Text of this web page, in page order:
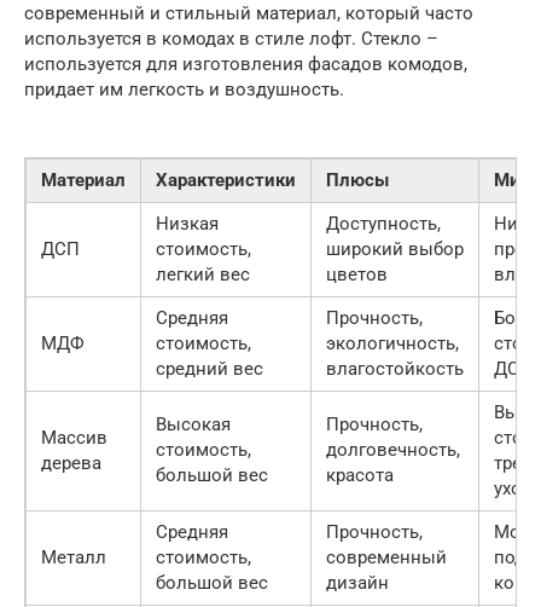
современный и стильный материал, который часто
используется в комодах в стиле лофт. Стекло –
используется для изготовления фасадов комодов,
придает им легкость и воздушность.
Материал Характеристики Плюсы
ДСП
Низкая
стоимость,
легкий вес
Доступность,
широкий выбор
цветов
МДФ
Средняя
стоимость,
средний вес
Прочность,
экологичность,
влагостойкость
ДСП
Массив
дерева
Высокая
стоимость,
большой вес
Прочность,
долговечность,
красота
ухода
Металл
Средняя
стоимость,
большой вес
Прочность,
современный
дизайн